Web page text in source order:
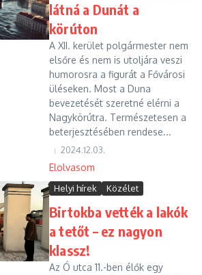
látná a Dunát a
körúton
A XII. kerület polgármester nem
elsőre és nem is utoljára veszi
humorosra a figurát a Fővárosi
üléseken. Most a Duna
bevezetését szeretné elérni a
Nagykörútra. Természetesen a
beterjesztésében rendese...
2024.12.03.
Elolvasom
Helyi hírek Közélet
Birtokba vették a lakók
a tetőt – ez nagyon
klassz!
Az Ó utca 11.-ben élők egy